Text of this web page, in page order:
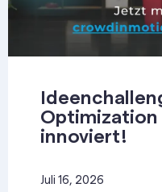
innoviert!
Juli 16, 2026